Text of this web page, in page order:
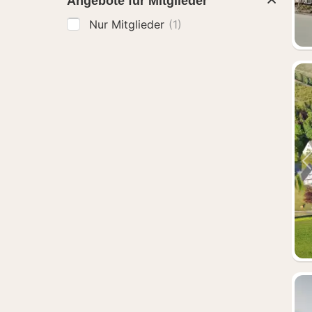
Nur Mitglieder (1)